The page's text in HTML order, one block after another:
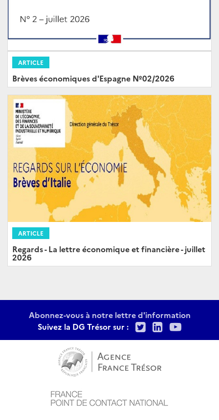
ARTICLE
Brèves économiques d'Espagne Nº02/2026
ARTICLE
Regards - La lettre économique et financière - juillet
2026
Abonnez-vous à notre lettre d'information
Suivez la DG Trésor sur :
TwitterLinkedIn